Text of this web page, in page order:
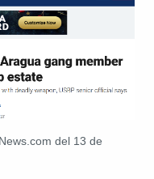
del 13 de